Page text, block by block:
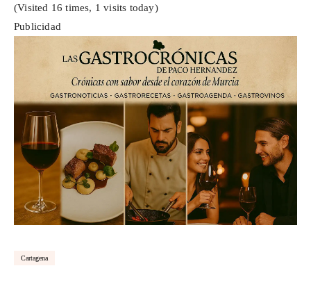
(Visited 16 times, 1 visits today)
Publicidad
Cartagena